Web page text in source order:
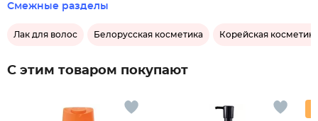
Смежные разделы
Лак для волос Белорусская косметика Корейская косметика
С этим товаром покупают